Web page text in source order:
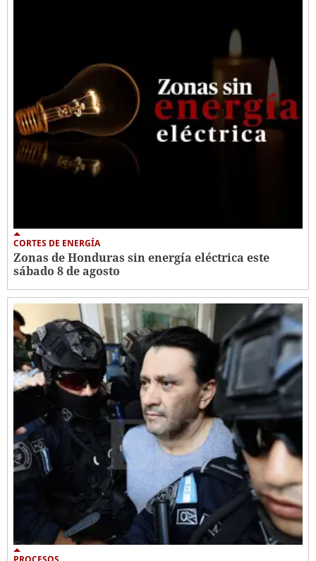
CORTES DE ENERGÍA
Zonas de Honduras sin energía eléctrica este
sábado 8 de agosto